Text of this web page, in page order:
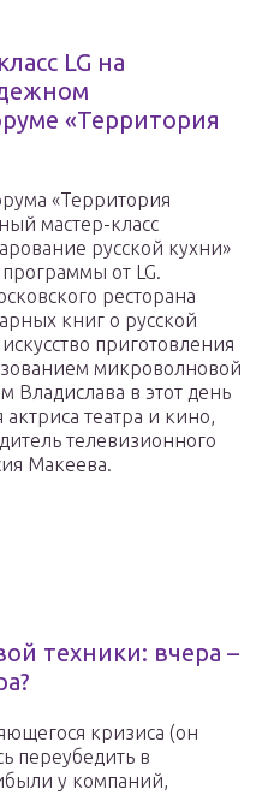
LG на
«Территория
«Территория
мастер-класс
русской кухни»
от LG.
ресторана
книг о русской
приготовления
микроволновой
Владислава в этот день
актриса театра и кино,
телевизионного
Макеева.
техники: вчера –
кризиса (он
переубедить в
у компаний,